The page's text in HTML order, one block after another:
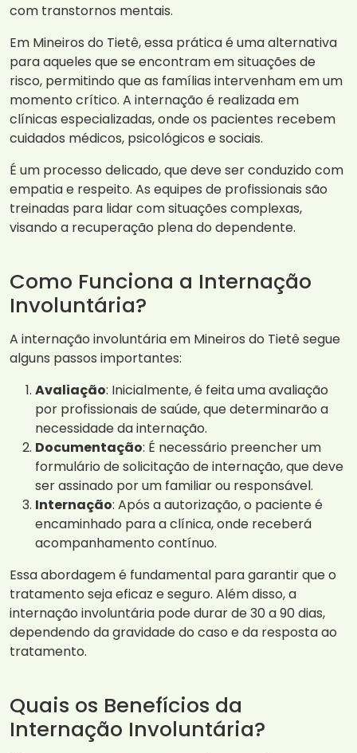
com transtornos mentais.
Em Mineiros do Tietê, essa prática é uma alternativa
para aqueles que se encontram em situações de
risco, permitindo que as famílias intervenham em um
momento crítico. A internação é realizada em
clínicas especializadas, onde os pacientes recebem
cuidados médicos, psicológicos e sociais.
É um processo delicado, que deve ser conduzido com
empatia e respeito. As equipes de profissionais são
treinadas para lidar com situações complexas,
visando a recuperação plena do dependente.
Como Funciona a Internação
Involuntária?
A internação involuntária em Mineiros do Tietê segue
alguns passos importantes:
Avaliação: Inicialmente, é feita uma avaliação
por profissionais de saúde, que determinarão a
necessidade da internação.
Documentação: É necessário preencher um
formulário de solicitação de internação, que deve
ser assinado por um familiar ou responsável.
Internação: Após a autorização, o paciente é
encaminhado para a clínica, onde receberá
acompanhamento contínuo.
Essa abordagem é fundamental para garantir que o
tratamento seja eficaz e seguro. Além disso, a
internação involuntária pode durar de 30 a 90 dias,
dependendo da gravidade do caso e da resposta ao
tratamento.
Quais os Benefícios da
Internação Involuntária?